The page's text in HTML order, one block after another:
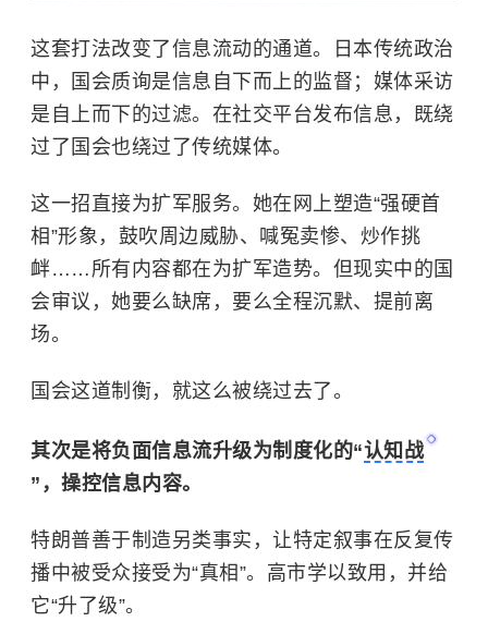
这套打法改变了信息流动的通道。日本传统政治
中，国会质询是信息自下而上的监督；媒体采访
是自上而下的过滤。在社交平台发布信息，既绕
过了国会也绕过了传统媒体。
这一招直接为扩军服务。她在网上塑造“强硬首
相”形象，鼓吹周边威胁、喊冤卖惨、炒作挑
衅……所有内容都在为扩军造势。但现实中的国
会审议，她要么缺席，要么全程沉默、提前离
场。
国会这道制衡，就这么被绕过去了。
其次是将负面信息流升级为制度化的“认知战
”，操控信息内容。
特朗普善于制造另类事实，让特定叙事在反复传
播中被受众接受为“真相”。高市学以致用，并给
它“升了级”。